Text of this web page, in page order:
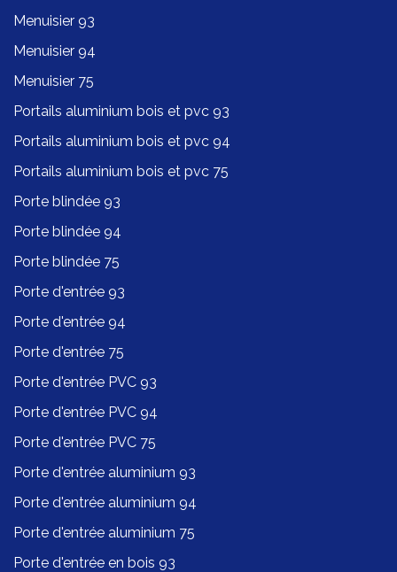
Menuisier 93
Menuisier 94
Menuisier 75
Portails aluminium bois et pvc 93
Portails aluminium bois et pvc 94
Portails aluminium bois et pvc 75
Porte blindée 93
Porte blindée 94
Porte blindée 75
Porte d'entrée 93
Porte d'entrée 94
Porte d'entrée 75
Porte d'entrée PVC 93
Porte d'entrée PVC 94
Porte d'entrée PVC 75
Porte d'entrée aluminium 93
Porte d'entrée aluminium 94
Porte d'entrée aluminium 75
Porte d'entrée en bois 93